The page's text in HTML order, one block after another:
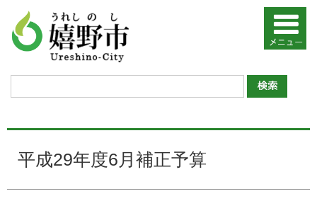
平成29年度6月補正予算